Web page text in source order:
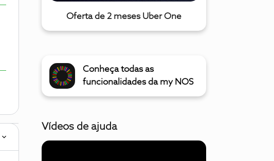
Oferta de 2 meses Uber One
Conheça todas as
funcionalidades da my NOS
Vídeos de ajuda